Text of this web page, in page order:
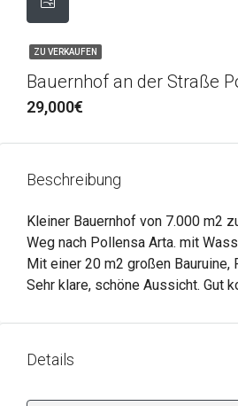
ZU VERKAUFEN
Bauernhof an der Straße
29,000€
Beschreibung
Kleiner Bauernhof von 7.000 m2
Weg nach Pollensa Arta. mit
Mit einer 20 m2 großen Bauruine,
Sehr klare, schöne Aussicht. Gut
Details